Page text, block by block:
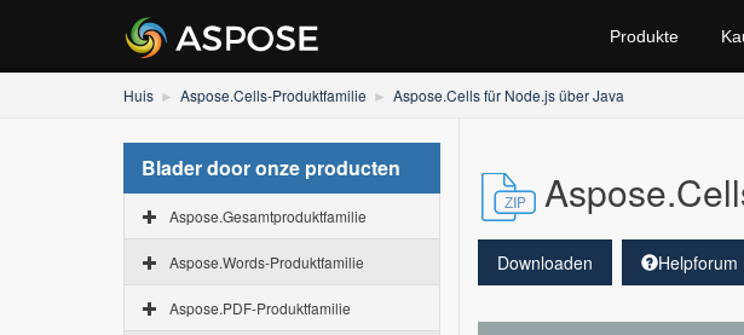
Produkte
Huis Aspose.Cells-Produktfamilie Aspose.Cells für Node.js über Java
Blader door onze producten
Aspose.Gesamtproduktfamilie
Aspose.Words-Produktfamilie
Aspose.PDF-Produktfamilie
Downloaden Helpforum